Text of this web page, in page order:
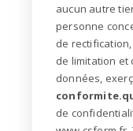
aucun autre
personne
de
de limitation et
données,
de